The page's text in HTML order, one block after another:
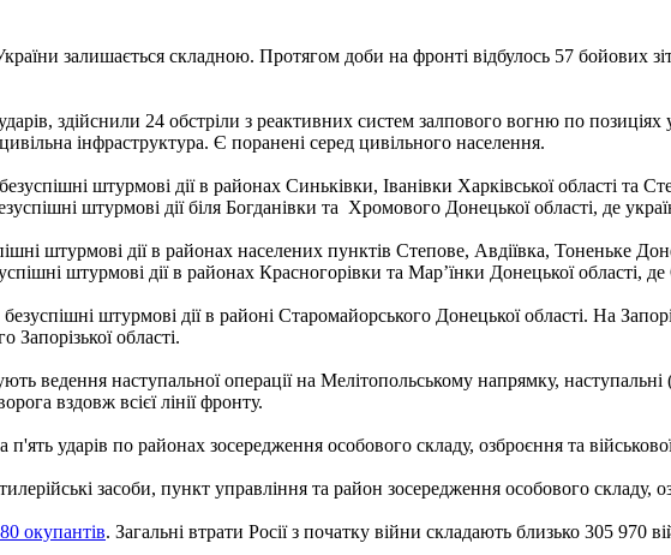
залишається складною. Протягом доби на фронті відбулось 57 бойових
здійснили 24 обстріли з реактивних систем залпового вогню по
інфраструктура. Є поранені серед цивільного населення.
штурмові дії в районах Синьківки, Іванівки Харківської області та
штурмові дії біля Богданівки та Хромового Донецької області, де
штурмові дії в районах населених пунктів Степове, Авдіївка, Тоненьке
штурмові дії в районах Красногорівки та Мар’їнки Донецької області,
штурмові дії в районі Старомайорського Донецької області. На
Запорізької області.
ведення наступальної операції на Мелітопольському напрямку,
вздовж всієї лінії фронту.
ударів по районах зосередження особового складу, озброєння та
засоби, пункт управління та район зосередження особового складу,
окупантів. Загальні втрати Росії з початку війни складають близько 305 970